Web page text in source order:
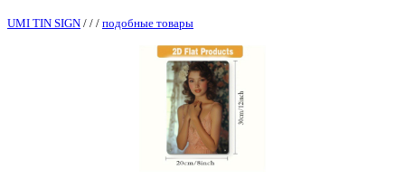
UMI TIN SIGN / / / подобные товары